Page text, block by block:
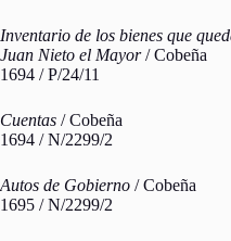
Inventario de los bienes que
Juan Nieto el Mayor/ Cobeña
1694 / P/24/11
Cuentas / Cobeña
1694 / N/2299/2
Autos de Gobierno / Cobeña
1695 / N/2299/2